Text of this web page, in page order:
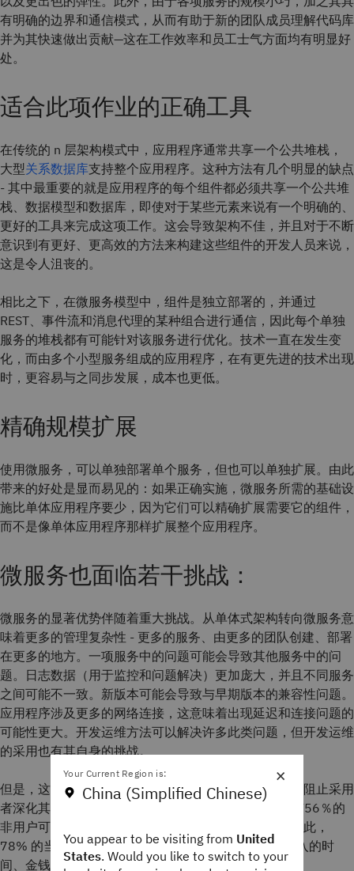
有明确的边界和通信模式，从而有助于新的团队成员理解代码库
并为其快速做出贡献—这在工作效率和员工士气方面均有明显好
处。
适合此项作业的正确工具
在传统的 n 层架构模式中，应用程序通常共享一个公共堆栈，
大型关系数据库支持整个应用程序。这种方法有几个明显的缺点
- 其中最重要的就是应用程序的每个组件都必须共享一个公共堆
栈、数据模型和数据库，即使对于某些元素来说有一个明确的、
更好的工具来完成这项工作。这会导致架构不佳，并且对于不断
意识到有更好、更高效的方法来构建这些组件的开发人员来说，
这是令人沮丧的。
相比之下，在微服务模型中，组件是独立部署的，并通过
REST、事件流和消息代理的某种组合进行通信，因此每个单独
服务的堆栈都有可能针对该服务进行优化。技术一直在发生变
化，而由多个小型服务组成的应用程序，在有更先进的技术出现
时，更容易与之同步发展，成本也更低。
精确规模扩展
使用微服务，可以单独部署单个服务，但也可以单独扩展。由此
带来的好处是显而易见的：如果正确实施，微服务所需的基础设
施比单体应用程序要少，因为它们可以精确扩展需要它的组件，
而不是像单体应用程序那样扩展整个应用程序。
微服务也面临若干挑战：
微服务的显著优势伴随着重大挑战。从单体式架构转向微服务意
味着更多的管理复杂性 - 更多的服务、由更多的团队创建、部署
在更多的地方。一项服务中的问题可能会导致其他服务中的问
题。日志数据（用于监控和问题解决）更加庞大，并且不同服务
之间可能不一致。新版本可能会导致与早期版本的兼容性问题。
应用程序涉及更多的网络连接，这意味着出现延迟和连接问题的
可能性更大。开发运维方法可以解决许多此类问题，但开发运维
的采用也有其自身的挑战。
但是，这些挑战不会阻止非采用者采用微服务，也不会阻止采用
者深化其微服务承诺。上述
显示，目前有56％的
非用户可能或非常有可能在未来两年内采用微服务。因此，
78% 的当前微服务用户可能会增加他们在微服务上投入的时
间、金钱和精力。
×
Your Current Region is:
China (Simplified Chinese)
You appear to be visiting from United
States. Would you like to switch to your